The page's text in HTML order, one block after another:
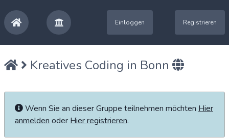
Einloggen Registrieren
Kreatives Coding in Bonn
Wenn Sie an dieser Gruppe teilnehmen möchten Hier
anmelden oder Hier registrieren.